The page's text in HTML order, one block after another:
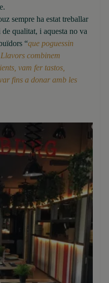
sempre ha estat treballar
qualitat, i aquesta no va
“que poguessin
combinem
vam fer tastos,
fins a donar amb les